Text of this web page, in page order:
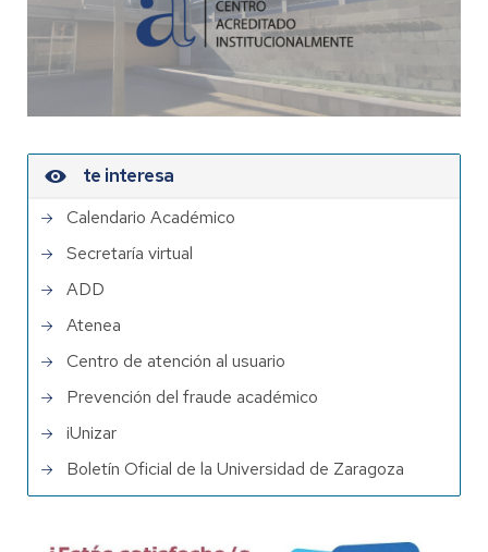
te interesa
Calendario Académico
Secretaría virtual
ADD
Atenea
Centro de atención al usuario
Prevención del fraude académico
iUnizar
Boletín Oficial de la Universidad de Zaragoza